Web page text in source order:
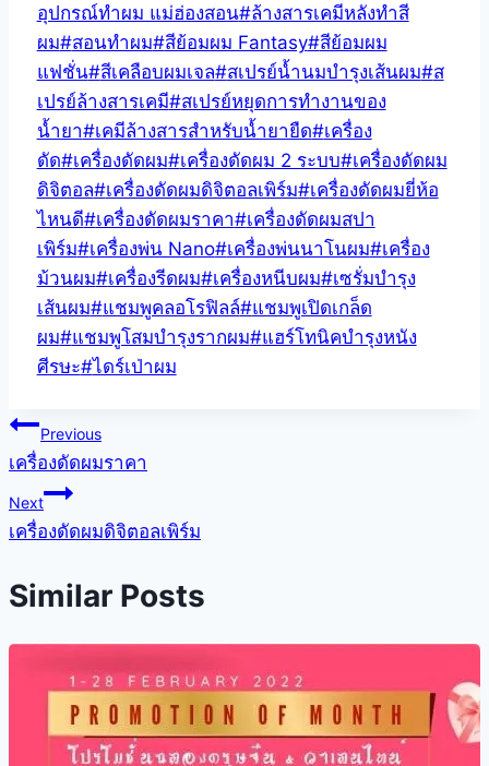
อุปกรณ์ทำผม แม่ฮ่องสอน#ล้างสารเคมีหลังทำสี
ผม#สอนทำผม#สีย้อมผม Fantasy#สีย้อมผม
แฟชั่น#สีเคลือบผมเจล#สเปรย์น้ำนมบำรุงเส้นผม#ส
เปรย์ล้างสารเคมี#สเปรย์หยุดการทำงานของ
น้ำยา#เคมีล้างสารสำหรับน้ำยายืด#เครื่อง
ดัด#เครื่องดัดผม#เครื่องดัดผม 2 ระบบ#เครื่องดัดผม
ดิจิตอล#เครื่องดัดผมดิจิตอลเพิร์ม#เครื่องดัดผมยี่ห้อ
ไหนดี#เครื่องดัดผมราคา#เครื่องดัดผมสปา
เพิร์ม#เครื่องพ่น Nano#เครื่องพ่นนาโนผม#เครื่อง
ม้วนผม#เครื่องรีดผม#เครื่องหนีบผม#เซรั่มบำรุง
เส้นผม#แชมพูคลอโรฟิลล์#แชมพูเปิดเกล็ด
ผม#แชมพูโสมบำรุงรากผม#แฮร์โทนิคบำรุงหนัง
ศีรษะ#ไดร์เป่าผม
แนะแนว
เรื่อง
Previous
เครื่องดัดผมราคา
Next
เครื่องดัดผมดิจิตอลเพิร์ม
Similar Posts